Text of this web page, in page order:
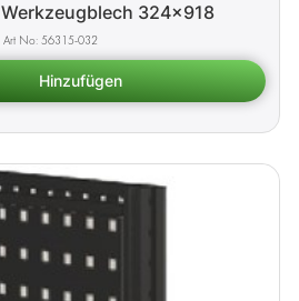
324x918
56315-032